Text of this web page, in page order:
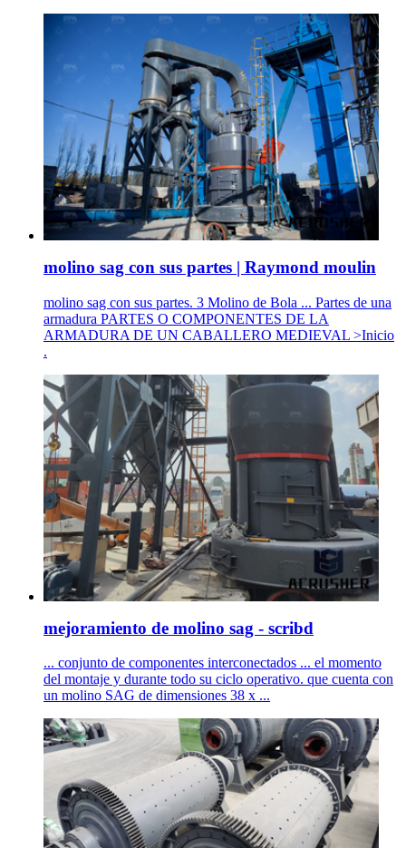
molino sag con sus partes | Raymond moulin
molino sag con sus partes. 3 Molino de Bola ... Partes de una
armadura PARTES O COMPONENTES DE LA
ARMADURA DE UN CABALLERO MEDIEVAL >Inicio
.
mejoramiento de molino sag - scribd
... conjunto de componentes interconectados ... el momento
del montaje y durante todo su ciclo operativo. que cuenta con
un molino SAG de dimensiones 38 x ...